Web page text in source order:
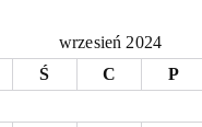
wrzesień 2024
Ś C P